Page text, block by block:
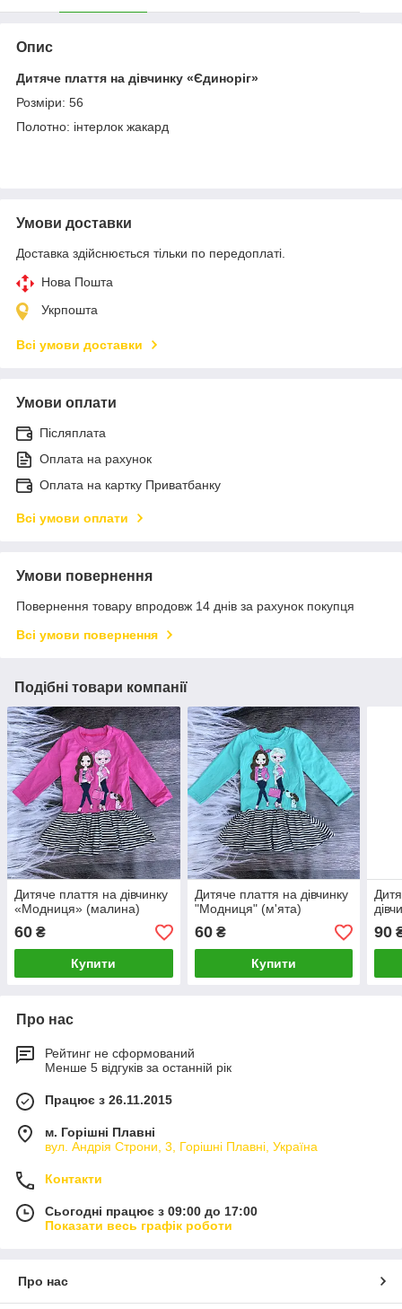
Опис
Дитяче плаття на дівчинку «Єдиноріг»
Розміри: 56
Полотно: інтерлок жакард
Умови доставки
Доставка здійснюється тільки по передоплаті.
Нова Пошта
Укрпошта
Всі умови доставки
Умови оплати
Післяплата
Оплата на рахунок
Оплата на картку Приватбанку
Всі умови оплати
Умови повернення
Повернення товару впродовж 14 днів за рахунок покупця
Всі умови повернення
Подібні товари компанії
Дитяче плаття на дівчинку
«Модниця» (малина)
60 ₴
Купити
Дитяче плаття на дівчинку
"Модниця" (м'ята)
60₴
Купити
90
Про нас
Рейтинг не сформований
Менше 5 відгуків за останній рік
Працює з 26.11.2015
м. Горішні Плавні
вул. Андрія Строни, 3, Горішні Плавні, Україна
Контакти
Сьогодні працює з 09:00 до 17:00
Показати весь графік роботи
Про нас